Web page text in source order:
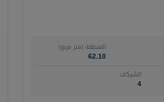
المنطقة (متر مربع)
62.10
الشيكات
4